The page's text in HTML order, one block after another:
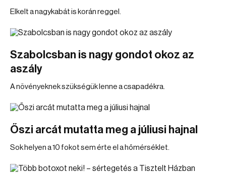
Elkelt a nagykabát is korán reggel.
Szabolcsban is nagy gondot okoz az
aszály
A növényeknek szükségük lenne a csapadékra.
Őszi arcát mutatta meg a júliusi hajnal
Sok helyen a 10 fokot sem érte el a hőmérséklet.